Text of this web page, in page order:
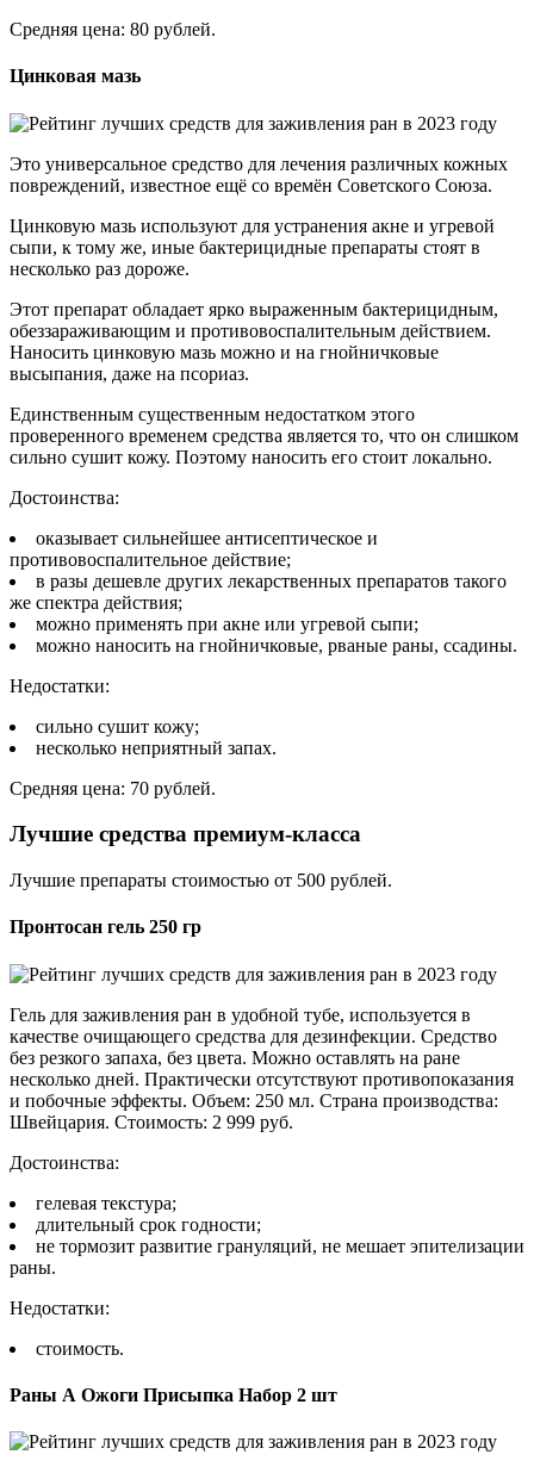
Средняя цена: 80 рублей.
Цинковая мазь
Это универсальное средство для лечения различных кожных
повреждений, известное ещё со времён Советского Союза.
Цинковую мазь используют для устранения акне и угревой
сыпи, к тому же, иные бактерицидные препараты стоят в
несколько раз дороже.
Этот препарат обладает ярко выраженным бактерицидным,
обеззараживающим и противовоспалительным действием.
Наносить цинковую мазь можно и на гнойничковые
высыпания, даже на псориаз.
Единственным существенным недостатком этого
проверенного временем средства является то, что он слишком
сильно сушит кожу. Поэтому наносить его стоит локально.
Достоинства:
оказывает сильнейшее антисептическое и
противовоспалительное действие;
в разы дешевле других лекарственных препаратов такого
же спектра действия;
можно применять при акне или угревой сыпи;
можно наносить на гнойничковые, рваные раны, ссадины.
Недостатки:
сильно сушит кожу;
несколько неприятный запах.
Средняя цена: 70 рублей.
Лучшие средства премиум-класса
Лучшие препараты стоимостью от 500 рублей.
Пронтосан гель 250 гр
Гель для заживления ран в удобной тубе, используется в
качестве очищающего средства для дезинфекции. Средство
без резкого запаха, без цвета. Можно оставлять на ране
несколько дней. Практически отсутствуют противопоказания
и побочные эффекты. Объем: 250 мл. Страна производства:
Швейцария. Стоимость: 2 999 руб.
Достоинства:
гелевая текстура;
длительный срок годности;
не тормозит развитие грануляций, не мешает эпителизации
раны.
Недостатки:
стоимость.
Раны А Ожоги Присыпка Набор 2 шт